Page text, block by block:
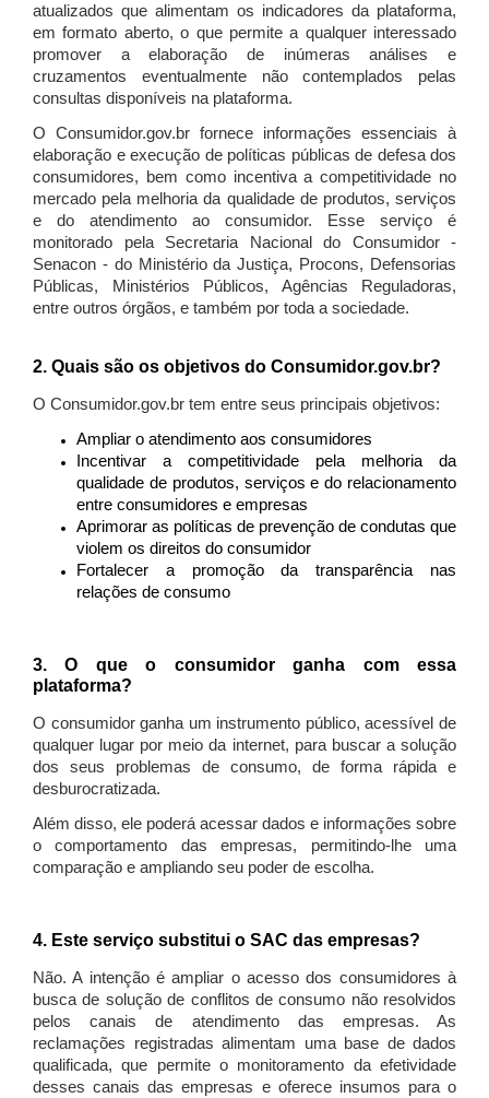
atualizados que alimentam os indicadores da plataforma,
em formato aberto, o que permite a qualquer interessado
promover a elaboração de inúmeras análises e
cruzamentos eventualmente não contemplados pelas
consultas disponíveis na plataforma.
O Consumidor.gov.br fornece informações essenciais à
elaboração e execução de políticas públicas de defesa dos
consumidores, bem como incentiva a competitividade no
mercado pela melhoria da qualidade de produtos, serviços
e do atendimento ao consumidor. Esse serviço é
monitorado pela Secretaria Nacional do Consumidor -
Senacon - do Ministério da Justiça, Procons, Defensorias
Públicas, Ministérios Públicos, Agências Reguladoras,
entre outros órgãos, e também por toda a sociedade.
2. Quais são os objetivos do Consumidor.gov.br?
O Consumidor.gov.br tem entre seus principais objetivos:
Ampliar o atendimento aos consumidores
Incentivar a competitividade pela melhoria da
qualidade de produtos, serviços e do relacionamento
entre consumidores e empresas
Aprimorar as políticas de prevenção de condutas que
violem os direitos do consumidor
Fortalecer a promoção da transparência nas
relações de consumo
3. O que o consumidor ganha com essa
plataforma?
O consumidor ganha um instrumento público, acessível de
qualquer lugar por meio da internet, para buscar a solução
dos seus problemas de consumo, de forma rápida e
desburocratizada.
Além disso, ele poderá acessar dados e informações sobre
o comportamento das empresas, permitindo-lhe uma
comparação e ampliando seu poder de escolha.
4. Este serviço substitui o SAC das empresas?
Não. A intenção é ampliar o acesso dos consumidores à
busca de solução de conflitos de consumo não resolvidos
pelos canais de atendimento das empresas. As
reclamações registradas alimentam uma base de dados
qualificada, que permite o monitoramento da efetividade
desses canais das empresas e oferece insumos para o